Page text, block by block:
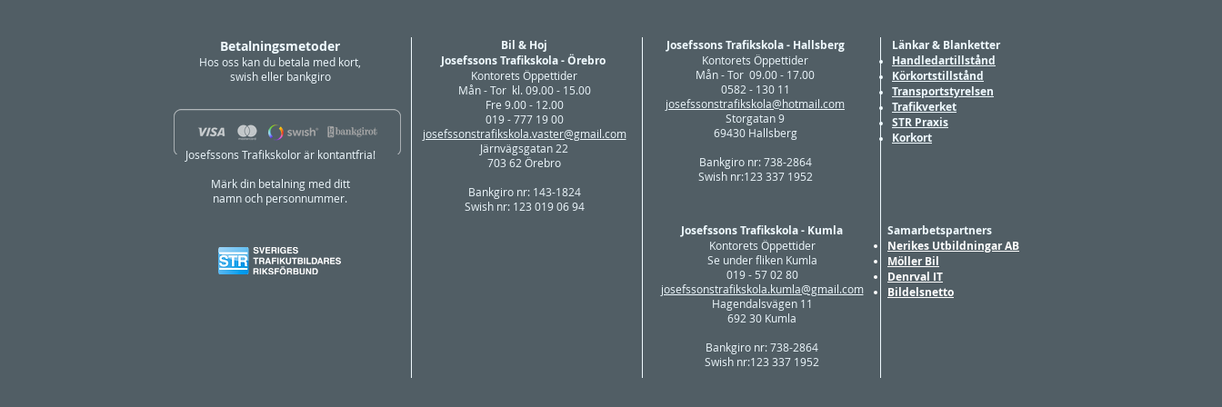
Betalningsmetoder
Hos oss kan du betala med kort,
swish eller bankgiro
Josefssons Trafikskolor är kontantfria!
Märk din betalning med ditt
namn och personnummer.
Bil & Hoj
Josefssons Trafikskola - Örebro
Kontorets Öppettider
Mån - Tor kl. 09.00 - 15.00
Fre 9.00 - 12.00
019 - 777 19 00
josefssonstrafikskola.vaster@gmail.com
Järnvägsgatan 22
703 62 Örebro
Bankgiro nr: 143-1824
Swish nr: 123 019 06 94
Josefssons Trafikskola - Hallsberg
Kontorets Öppettider
Mån - Tor 09.00 - 17.00
0582 - 130 11
josefssonstrafikskola@hotmail.com
Storgatan 9
69430 Hallsberg
Bankgiro nr: 738-2864
Swish nr:123 337 1952
Josefssons Trafikskola - Kumla
Kontorets Öppettider
Se under fliken Kumla
019 - 57 02 80
josefssonstrafikskola.kumla@gmail.com
Hagendalsvägen 11
692 30 Kumla
Bankgiro nr: 738-2864
Swish nr:123 337 1952
Länkar & Blanketter
Handledartillstånd
Körkortstillstånd
Transportstyrelsen
Trafikverket
STR Praxis
Korkort
Samarbetspartners
Nerikes Utbildningar AB
Möller Bil
Denrval IT
Bildelsnetto